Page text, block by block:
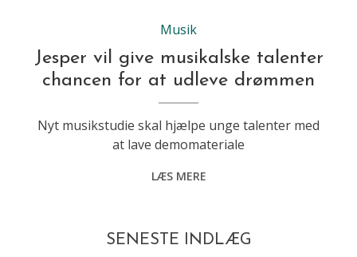
Musik
Jesper vil give musikalske talenter
chancen for at udleve drømmen
Nyt musikstudie skal hjælpe unge talenter med
at lave demomateriale
LÆS MERE
SENESTE INDLÆG